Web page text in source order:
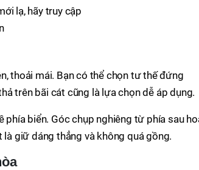
lạ, hãy truy cập
thoải mái. Bạn có thể chọn tư thế đứng
trên bãi cát cũng là lựa chọn dễ áp dụng.
phía biển. Góc chụp nghiêng từ phía sau
giữ dáng thẳng và không quá gồng.